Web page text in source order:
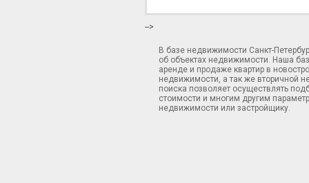
-->
В базе недвижимости Санкт-
об объектах недвижимости. Наша
аренде и продаже квартир в
недвижимости, а так же вторичной
поиска позволяет осуществлять
стоимости и многим другим
недвижимости или застройщику.